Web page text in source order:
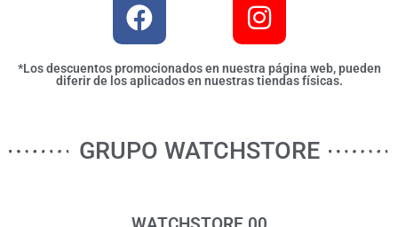
*Los descuentos promocionados en nuestra página web, pueden
diferir de los aplicados en nuestras tiendas físicas.
GRUPO WATCHSTORE